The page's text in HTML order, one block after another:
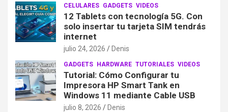
CELULARES GADGETS VIDEOS
12 Tablets con tecnología 5G. Con
solo insertar tu tarjeta SIM tendrás
internet
julio 24, 2026 Denis
GADGETS HARDWARE TUTORIALES VIDEOS
Tutorial: Cómo Configurar tu
Impresora HP Smart Tank en
Windows 11 mediante Cable USB
julio 8, 2026 Denis